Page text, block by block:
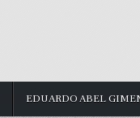
EDUARDO ABEL